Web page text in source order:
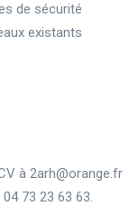
de sécurité
existants
à 2arh@orange.fr
73 23 63 63.